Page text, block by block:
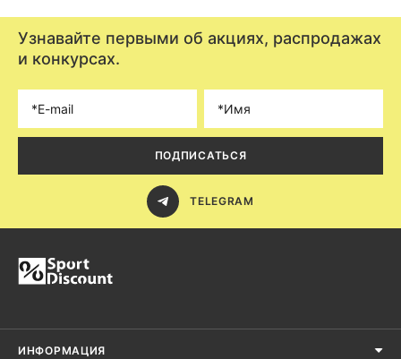
Узнавайте первыми об акциях, распродажах
и конкурсах.
ПОДПИСАТЬСЯ
TELEGRAM
ИНФОРМАЦИЯ